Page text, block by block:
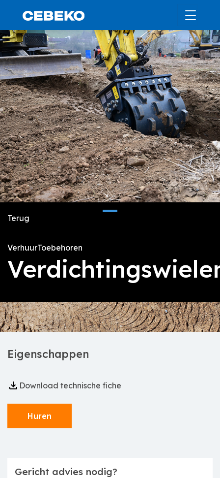
Terug
VerhuurToebehoren
Eigenschappen
Download technische fiche
Huren
Gericht advies nodig?